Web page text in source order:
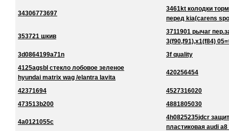
34306773697
3461kt колодки
перед kia(carens
353721 шкив
3711901 рычаг
3(f90,f91),x1(f84)
3d0864199a71n
3f quality
4125agsbl стекло лобовое зеленое
hyundai matrix wag /elantra lavita
420256454
42371694
4527316020
473513b200
4881805030
4a0121055c
4h0825235jdcr
пластиковая audi